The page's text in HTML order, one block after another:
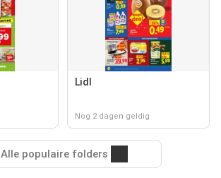
Lidl
Nog 2 dagen geldig
Alle populaire folders